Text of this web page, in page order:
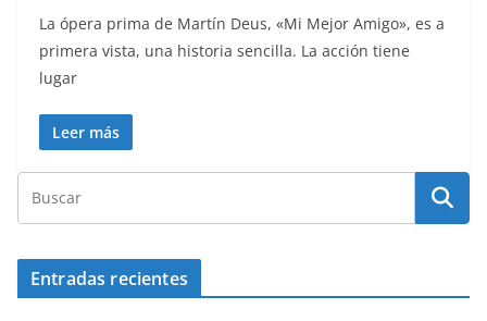
La ópera prima de Martín Deus, «Mi Mejor Amigo», es a
primera vista, una historia sencilla. La acción tiene
lugar
Leer más
Entradas recientes